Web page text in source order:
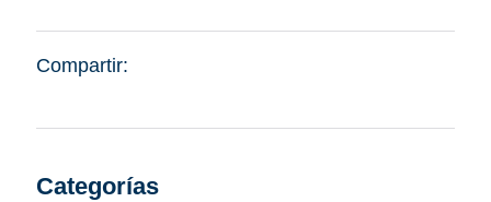
Compartir:
Categorías